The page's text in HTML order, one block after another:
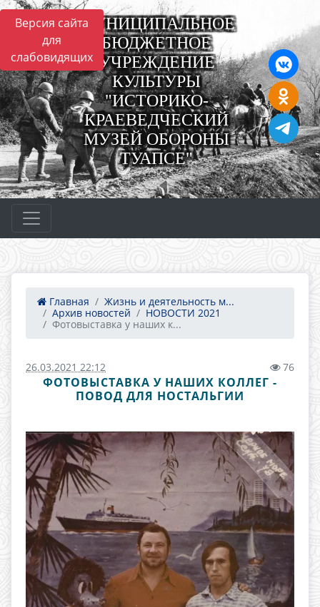
Версия сайта
для
слабовидящих
МУНИЦИПАЛЬНОЕ
БЮДЖЕТНОЕ
УЧРЕЖДЕНИЕ
КУЛЬТУРЫ
"ИСТОРИКО-
КРАЕВЕДЧЕСКИЙ
МУЗЕЙ ОБОРОНЫ
ТУАПСЕ"
Главная
Жизнь и деятельность м...
Архив новостей
НОВОСТИ 2021
Фотовыставка у наших к...
26.03.2021 22:12 76
ФОТОВЫСТАВКА У НАШИХ КОЛЛЕГ -
ПОВОД ДЛЯ НОСТАЛЬГИИ